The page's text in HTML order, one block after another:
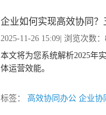
企业如何实现高效协同
2025-11-26 15:09 | 浏览次数
本文将为您系统解析2025年
体运营效能。
标签： 高效协同办公 企业协